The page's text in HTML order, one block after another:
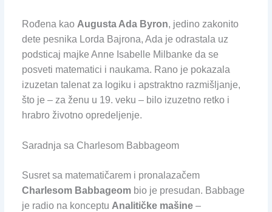
Rođena kao Augusta Ada Byron, jedino zakonito
dete pesnika Lorda Bajrona, Ada je odrastala uz
podsticaj majke Anne Isabelle Milbanke da se
posveti matematici i naukama. Rano je pokazala
izuzetan talenat za logiku i apstraktno razmišljanje,
što je – za ženu u 19. veku – bilo izuzetno retko i
hrabro životno opredeljenje.
Saradnja sa Charlesom Babbageom
Susret sa matematičarem i pronalazačem
Charlesom Babbageombio je presudan. Babbage
je radio na konceptu Analitičke mašine–